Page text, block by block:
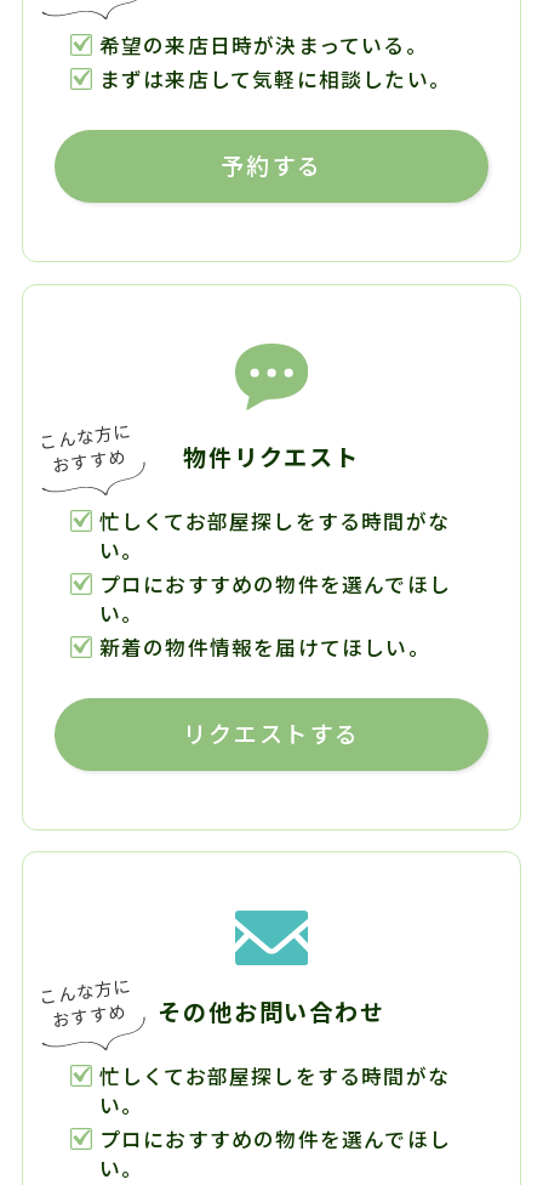
希望の来店日時が決まっている。
まずは来店して気軽に相談したい。
予約する
物件リクエスト
忙しくてお部屋探しをする時間がな
い。
プロにおすすめの物件を選んでほし
い。
新着の物件情報を届けてほしい。
リクエストする
その他お問い合わせ
忙しくてお部屋探しをする時間がな
い。
プロにおすすめの物件を選んでほし
い。